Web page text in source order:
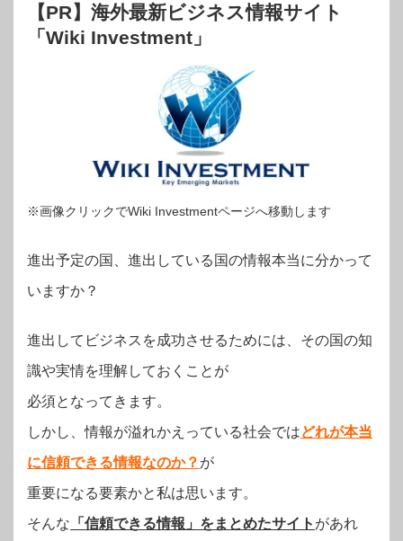
【PR】海外最新ビジネス情報サイト
「Wiki Investment」
※画像クリックでWiki Investmentページへ移動します
進出予定の国、進出している国の情報本当に分かって
いますか？
進出してビジネスを成功させるためには、その国の知
識や実情を理解しておくことが
必須となってきます。
しかし、情報が溢れかえっている社会ではどれが本当
に信頼できる情報なのか？ が
重要になる要素かと私は思います。
そんな 「信頼できる情報」をまとめたサイト があれ